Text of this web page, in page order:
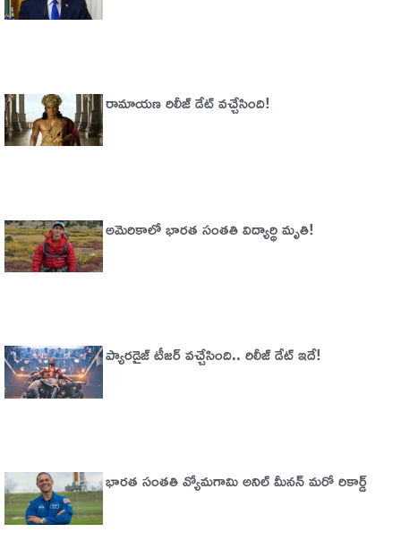
రామాయణ రిలీజ్ డేట్ వచ్చేసింది!
అమెరికాలో భార‌త సంత‌తి విద్యార్థి మృతి!
ప్యారడైజ్‌ టీజర్‌ వచ్చేసింది.. రిలీజ్‌ డేట్‌ ఇదే!
భారత సంతతి వ్యోమగామి అనిల్‌ మీనన్‌ మరో రికార్డ్‌